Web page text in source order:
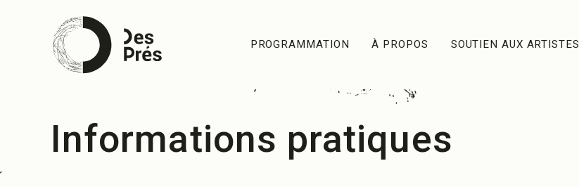
PROGRAMMATION À PROPOS SOUTIEN AUX ARTISTES
Informations pratiques